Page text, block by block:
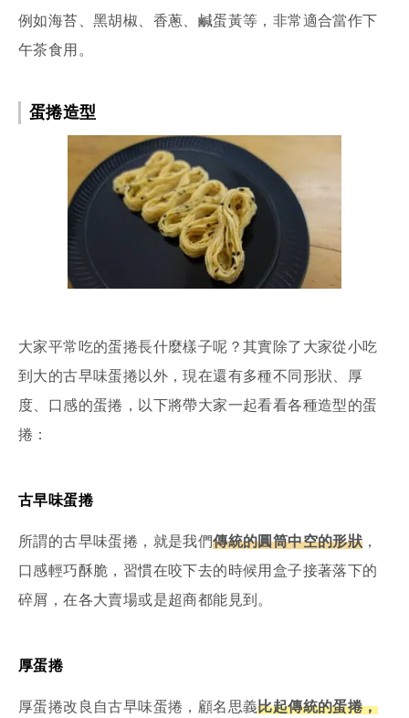
例如海苔、黑胡椒、香蔥、鹹蛋黃等，非常適合當作下
午茶食用。
蛋捲造型
大家平常吃的蛋捲長什麼樣子呢？其實除了大家從小吃
到大的古早味蛋捲以外，現在還有多種不同形狀、厚
度、口感的蛋捲，以下將帶大家一起看看各種造型的蛋
捲：
古早味蛋捲
所謂的古早味蛋捲，就是我們傳統的圓筒中空的形狀 ，
口感輕巧酥脆，習慣在咬下去的時候用盒子接著落下的
碎屑，在各大賣場或是超商都能見到。
厚蛋捲
厚蛋捲改良自古早味蛋捲，顧名思義比起傳統的蛋捲，